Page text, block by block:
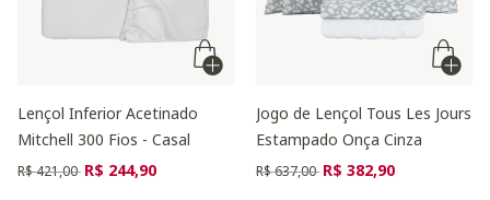
Lençol Inferior Acetinado
Mitchell 300 Fios - Casal
Preço reduzido de
R$ 421,00 para
R$ 244,90
Jogo de Lençol Tous Les Jours
Estampado Onça Cinza
Preço reduzido de
R$ 637,00 para
R$ 382,90